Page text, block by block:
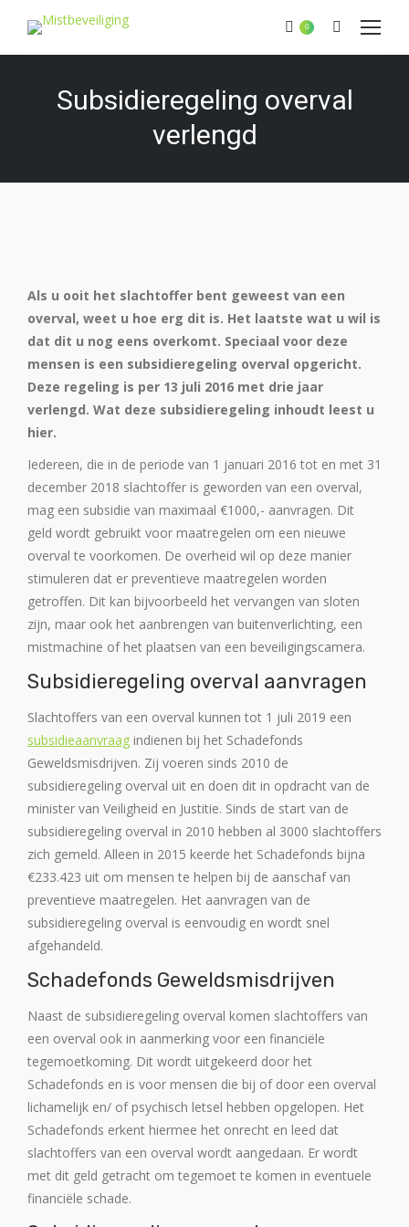
0 Zoeken:
Subsidieregeling overval
verlengd
Als u ooit het slachtoffer bent geweest van een
overval, weet u hoe erg dit is. Het laatste wat u wil is
dat dit u nog eens overkomt. Speciaal voor deze
mensen is een subsidieregeling overval opgericht.
Deze regeling is per 13 juli 2016 met drie jaar
verlengd. Wat deze subsidieregeling inhoudt leest u
hier.
Iedereen, die in de periode van 1 januari 2016 tot en met 31
december 2018 slachtoffer is geworden van een overval,
mag een subsidie van maximaal €1000,- aanvragen. Dit
geld wordt gebruikt voor maatregelen om een nieuwe
overval te voorkomen. De overheid wil op deze manier
stimuleren dat er preventieve maatregelen worden
getroffen. Dit kan bijvoorbeeld het vervangen van sloten
zijn, maar ook het aanbrengen van buitenverlichting, een
mistmachine of het plaatsen van een beveiligingscamera.
Subsidieregeling overval aanvragen
Slachtoffers van een overval kunnen tot 1 juli 2019 een
subsidieaanvraag indienen bij het Schadefonds
Geweldsmisdrijven. Zij voeren sinds 2010 de
subsidieregeling overval uit en doen dit in opdracht van de
minister van Veiligheid en Justitie. Sinds de start van de
subsidieregeling overval in 2010 hebben al 3000 slachtoffers
zich gemeld. Alleen in 2015 keerde het Schadefonds bijna
€233.423 uit om mensen te helpen bij de aanschaf van
preventieve maatregelen. Het aanvragen van de
subsidieregeling overval is eenvoudig en wordt snel
afgehandeld.
Schadefonds Geweldsmisdrijven
Naast de subsidieregeling overval komen slachtoffers van
een overval ook in aanmerking voor een financiële
tegemoetkoming. Dit wordt uitgekeerd door het
Schadefonds en is voor mensen die bij of door een overval
lichamelijk en/ of psychisch letsel hebben opgelopen. Het
Schadefonds erkent hiermee het onrecht en leed dat
slachtoffers van een overval wordt aangedaan. Er wordt
met dit geld getracht om tegemoet te komen in eventuele
financiële schade.